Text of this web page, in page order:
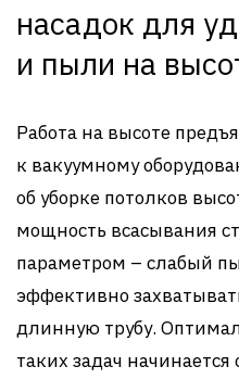
насадок для
и пыли на
Работа на высоте
к вакуумному
об уборке потолков
мощность всасывания
параметром – слабый
эффективно
длинную трубу.
таких задач начинается